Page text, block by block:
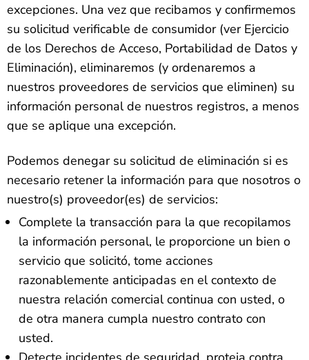
excepciones. Una vez que recibamos y confirmemos
su solicitud verificable de consumidor (ver Ejercicio
de los Derechos de Acceso, Portabilidad de Datos y
Eliminación), eliminaremos (y ordenaremos a
nuestros proveedores de servicios que eliminen) su
información personal de nuestros registros, a menos
que se aplique una excepción.
Podemos denegar su solicitud de eliminación si es
necesario retener la información para que nosotros o
nuestro(s) proveedor(es) de servicios:
Complete la transacción para la que recopilamos
la información personal, le proporcione un bien o
servicio que solicitó, tome acciones
razonablemente anticipadas en el contexto de
nuestra relación comercial continua con usted, o
de otra manera cumpla nuestro contrato con
usted.